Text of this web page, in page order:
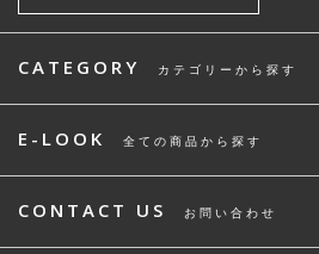
CATEGORY カテゴリーから探す
E-LOOK 全ての商品から探す
CONTACT US お問い合わせ